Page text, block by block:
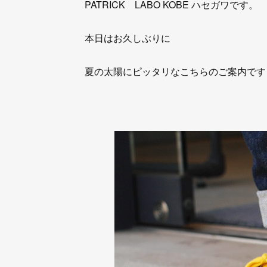
PATRICK LABO KOBE ハセガワです。
本日はお久しぶりに
夏の太陽にピッタリなこちらのご案内で